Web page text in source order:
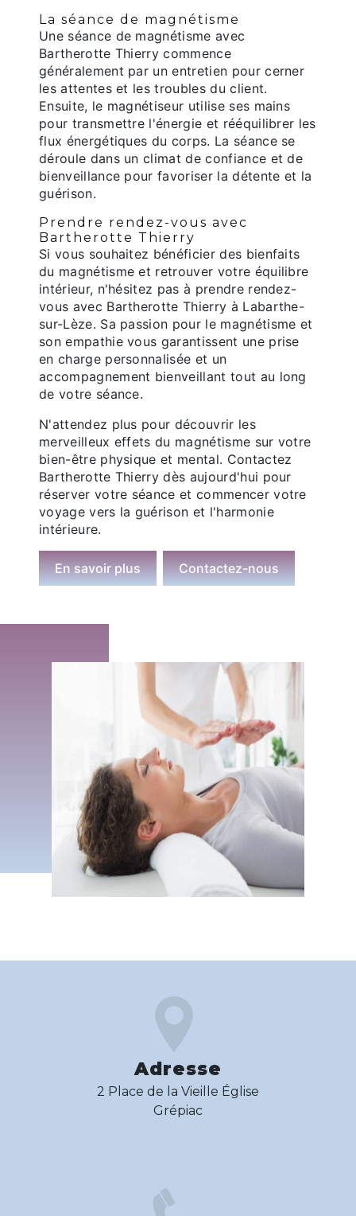
La séance de magnétisme
Une séance de magnétisme avec
Bartherotte Thierry commence
généralement par un entretien pour cerner
les attentes et les troubles du client.
Ensuite, le magnétiseur utilise ses mains
pour transmettre l'énergie et rééquilibrer les
flux énergétiques du corps. La séance se
déroule dans un climat de confiance et de
bienveillance pour favoriser la détente et la
guérison.
Prendre rendez-vous avec
Bartherotte Thierry
Si vous souhaitez bénéficier des bienfaits
du magnétisme et retrouver votre équilibre
intérieur, n'hésitez pas à prendre rendez-
vous avec Bartherotte Thierry à Labarthe-
sur-Lèze. Sa passion pour le magnétisme et
son empathie vous garantissent une prise
en charge personnalisée et un
accompagnement bienveillant tout au long
de votre séance.
N'attendez plus pour découvrir les
merveilleux effets du magnétisme sur votre
bien-être physique et mental. Contactez
Bartherotte Thierry dès aujourd'hui pour
réserver votre séance et commencer votre
voyage vers la guérison et l'harmonie
intérieure.
En savoir plus Contactez-nous
Adresse
2 Place de la Vieille Église
Grépiac